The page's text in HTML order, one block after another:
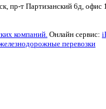
пр-т Партизанский 6д, офис
компаний. Онлайн сервис:
перевозки